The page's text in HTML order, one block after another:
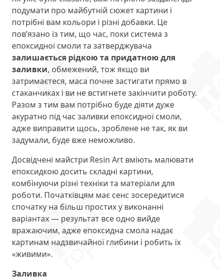
подумати про майбутній сюжет картини і
потрібні вам кольори і різні добавки. Це
пов’язано із тим, що час, поки система з
епоксидної смоли та затверджувача
залишається рідкою та придатною для
заливки, обмежений, тож якщо ви
затримаєтеся, маса почне застигати прямо в
стаканчиках і ви не встигнете закінчити роботу.
Разом з тим вам потрібно буде діяти дуже
акуратно під час заливки епоксидної смоли,
адже виправити щось, зроблене не так, як ви
задумали, буде вже неможливо.
Досвідчені майстри Resin Art вміють малювати
епоксидкою досить складні картини,
комбінуючи різні техніки та матеріали для
роботи. Початківцям має сенс зосередитися
спочатку на більш простих у виконанні
варіантах — результат все одно вийде
вражаючим, адже епоксидна смола надає
картинам надзвичайної глибини і робить їх
«живими».
Заливка